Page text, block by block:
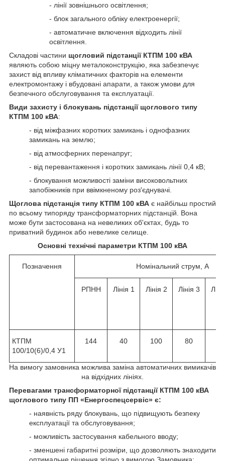
- лінії зовнішнього освітлення;
- блок загального обліку електроенергії;
- автоматичне включення відходить лінії
освітлення.
Складові частини щогловий підстанції КТПМ 100 кВА
являють собою міцну металоконструкцію, яка забезпечує
захист від впливу кліматичних факторів на елементи
електромонтажу і вбудовані апарати, а також умови для
безпечного обслуговування та експлуатації.
Види захисту і блокувань підстанції щоглового типу
КТПМ 100 кВА:
- від міжфазних коротких замикань і однофазних
замикань на землю;
- від атмосферних перенапруг;
- від перевантаження і коротких замикань лінії 0,4 кВ;
- блокування можливості заміни високовольтних
запобіжників при ввімкненому роз'єднувачі.
Щоглова підстанція типу КТПМ 100 кВА є найбільш простий
по всьому типоряду трансформаторних підстанцій. Вона
може бути застосована на невеликих об'єктах, будь то
приватний будинок або невелике селище.
Основні технічні параметри КТПМ 100 кВА
Позначення Номінальний струм, А
РПНН Лінія 1 Лінія 2 Лінія 3
КТПМ
100/10(6)/0,4 У1
144 40 100 80
На вимогу замовника можлива заміна автоматичних вимикачів
на відхідних лініях.
Перевагами трансформаторної підстанції КТПМ 100 кВА
щоглового типу ПП «Енергоспецсервіс» є:
- наявність ряду блокувань, що підвищують безпеку
експлуатації та обслуговування;
- можливість застосування кабельного вводу;
- зменшені габаритні розміри, що дозволяють знаходити
оптимальне рішення згідно з вимогою Замовника;